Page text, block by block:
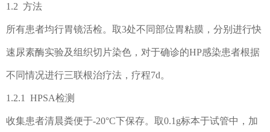
1.2 方法
所有患者均行胃镜活检。取3处不同部位胃粘膜，分别进行快
速尿素酶实验及组织切片染色，对于确诊的HP感染患者根据
不同情况进行三联根治疗法，疗程7d。
1.2.1 HPSA检测
收集患者清晨粪便于-20°C下保存。取0.1g标本于试管中，加